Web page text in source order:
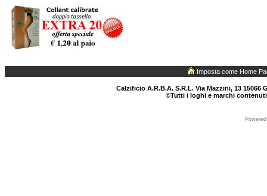
Imposta come Home
Calzificio A.R.B.A. S.R.L. Via Mazzini, 13 15066
©Tutti i loghi e marchi